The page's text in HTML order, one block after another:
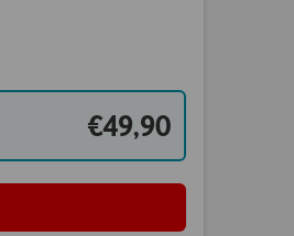
€49,90